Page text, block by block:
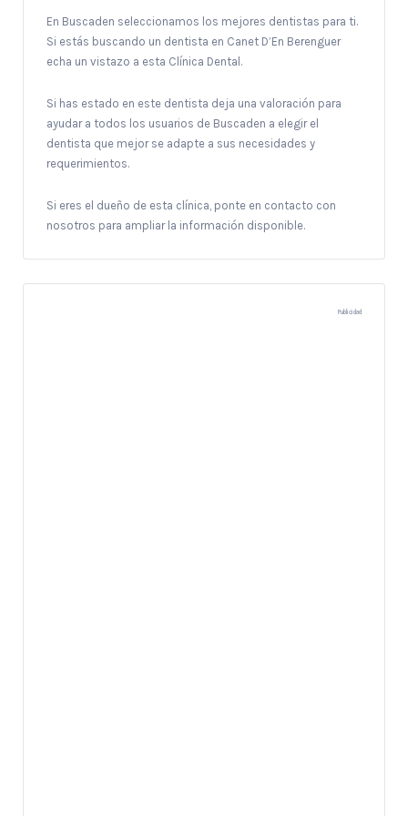
En Buscaden seleccionamos los mejores dentistas para ti.
Si estás buscando un dentista en Canet D’En Berenguer
echa un vistazo a esta Clínica Dental.
Si has estado en este dentista deja una valoración para
ayudar a todos los usuarios de Buscaden a elegir el
dentista que mejor se adapte a sus necesidades y
requerimientos.
Si eres el dueño de esta clínica, ponte en contacto con
nosotros para ampliar la información disponible.
Publicidad